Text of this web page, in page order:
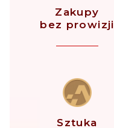
Zakupy
bez prowizji
Sztuka